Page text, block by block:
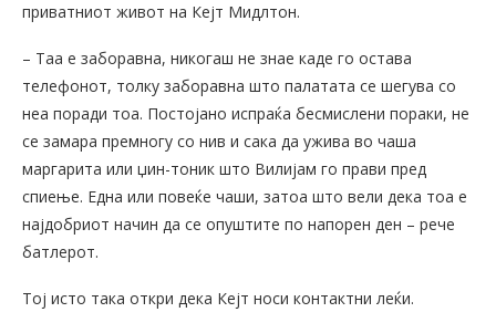
приватниот живот на Кејт Мидлтон.
– Таа е заборавна, никогаш не знае каде го остава
телефонот, толку заборавна што палатата се шегува со
неа поради тоа. Постојано испраќа бесмислени пораки, не
се замара премногу со нив и сака да ужива во чаша
маргарита или џин-тоник што Вилијам го прави пред
спиење. Една или повеќе чаши, затоа што вели дека тоа е
најдобриот начин да се опуштите по напорен ден – рече
батлерот.
Тој исто така откри дека Кејт носи контактни леќи.